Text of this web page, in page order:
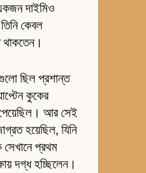
দাইমিও
কেবল
থাকতেন।
ছিল প্রশান্ত
কুকের
আর সেই
হয়েছিল, যিনি
সেখানে প্রথম
দগ্ধ হচ্ছিলেন।